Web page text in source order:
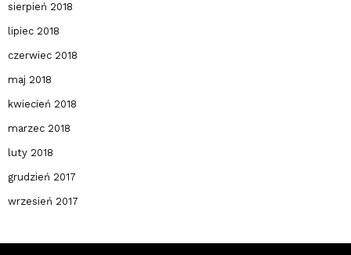
sierpień 2018
lipiec 2018
czerwiec 2018
maj 2018
kwiecień 2018
marzec 2018
luty 2018
grudzień 2017
wrzesień 2017